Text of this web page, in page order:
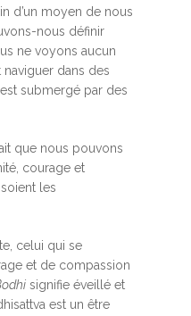
d’un moyen de nous
nous définir
ne voyons aucun
dans des
submergé par des
que nous pouvons
courage et
les
celui qui se
et de compassion
signifie éveillé et
est un être